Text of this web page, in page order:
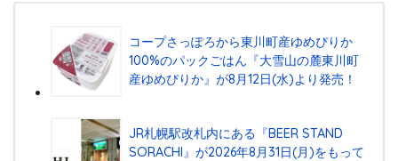
コープさっぽろから東川町産ゆめぴりか
100%のパックごはん『⼤雪⼭の麓東川町
産ゆめぴりか』が8⽉12⽇(⽔)より発売！
JR札幌駅改札内にある『BEER STAND
SORACHI』が2026年8月31日(月)をもって